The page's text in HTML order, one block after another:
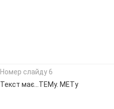
Номер слайду 6
Текст має…ТЕМу. МЕТу